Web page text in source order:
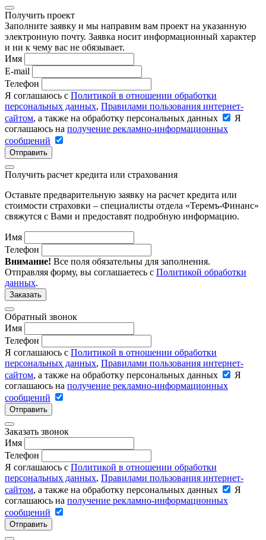
Получить проект
Заполните заявку и мы направим вам проект на указанную
электронную почту. Заявка носит информационный характер
и ни к чему вас не обязывает.
Имя
E-mail
Телефон
Я соглашаюсь с Политикой в отношении обработки
персональных данных, Правилами пользования интернет-
сайтом, а также на обработку персональных данных
Я
соглашаюсь на получение рекламно-информационных
сообщений
Отправить
Получить расчет кредита или страхования
Оставьте предварительную заявку на расчет кредита или
стоимости страховки – специалисты отдела «Теремъ-Финанс»
свяжутся с Вами и предоставят подробную информацию.
Имя
Телефон
Внимание! Все поля обязательны для заполнения.
Отправляя форму, вы соглашаетесь с Политикой обработки
данных.
Заказать
Обратный звонок
Имя
Телефон
Я соглашаюсь с Политикой в отношении обработки
персональных данных, Правилами пользования интернет-
сайтом, а также на обработку персональных данных
Я
соглашаюсь на получение рекламно-информационных
сообщений
Отправить
Заказать звонок
Имя
Телефон
Я соглашаюсь с Политикой в отношении обработки
персональных данных, Правилами пользования интернет-
сайтом, а также на обработку персональных данных
Я
соглашаюсь на получение рекламно-информационных
сообщений
Отправить